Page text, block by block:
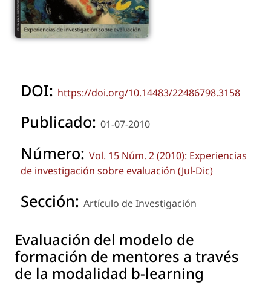
DOI: https://doi.org/10.14483/22486798.3158
Publicado: 01-07-2010
Número: Vol. 15 Núm. 2 (2010): Experiencias
de investigación sobre evaluación (Jul-Dic)
Sección: Artículo de Investigación
Evaluación del modelo de
formación de mentores a través
de la modalidad b-learning